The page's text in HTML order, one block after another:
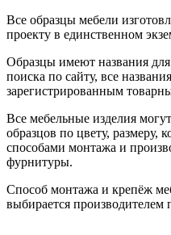
Все образцы мебели
проекту в единственном
Образцы имеют названия
поиска по сайту, все
зарегистрированным
Все мебельные изделия
образцов по цвету, размеру,
способами монтажа и
фурнитуры.
Способ монтажа и крепёж
выбирается